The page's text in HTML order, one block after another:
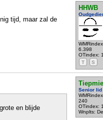
HHWB
6.398
OTindex:
T
S
tijd, maar zal de
Senior lid
240
OTindex:
Wnplts:
en blijde